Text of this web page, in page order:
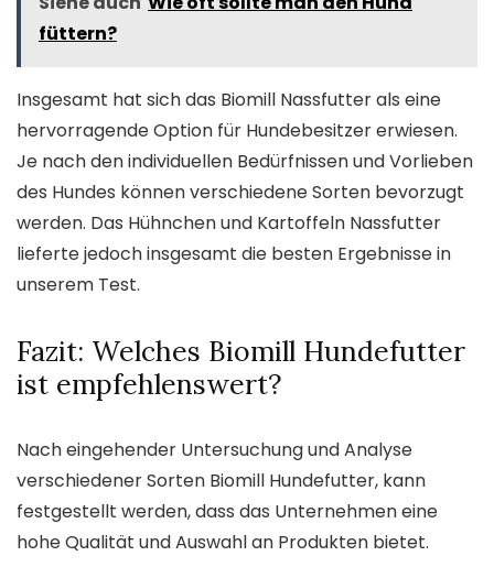
füttern?
Insgesamt hat sich das Biomill Nassfutter als eine
hervorragende Option für Hundebesitzer erwiesen.
Je nach den individuellen Bedürfnissen und Vorlieben
des Hundes können verschiedene Sorten bevorzugt
werden. Das Hühnchen und Kartoffeln Nassfutter
lieferte jedoch insgesamt die besten Ergebnisse in
unserem Test.
Fazit: Welches Biomill Hundefutter
ist empfehlenswert?
Nach eingehender Untersuchung und Analyse
verschiedener Sorten Biomill Hundefutter, kann
festgestellt werden, dass das Unternehmen eine
hohe Qualität und Auswahl an Produkten bietet.